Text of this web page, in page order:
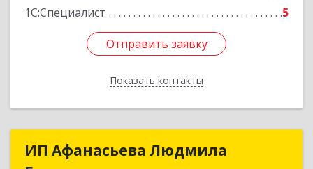
1С:Специалист
5
Отправить заявку
Показать контакты
Отправить заявку
Назад
ИП Афанасьева Людмила
ИП Афанасьева Людмила